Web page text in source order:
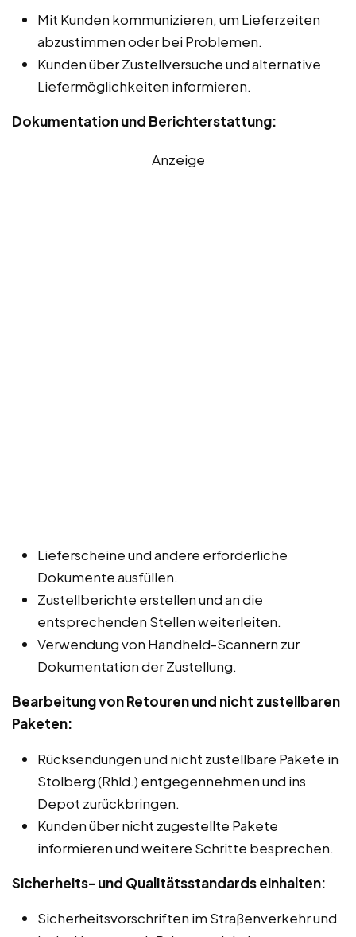
Mit Kunden kommunizieren, um Lieferzeiten
abzustimmen oder bei Problemen.
Kunden über Zustellversuche und alternative
Liefermöglichkeiten informieren.
Dokumentation und Berichterstattung:
Anzeige
Lieferscheine und andere erforderliche
Dokumente ausfüllen.
Zustellberichte erstellen und an die
entsprechenden Stellen weiterleiten.
Verwendung von Handheld-Scannern zur
Dokumentation der Zustellung.
Bearbeitung von Retouren und nicht zustellbaren
Paketen:
Rücksendungen und nicht zustellbare Pakete in
Stolberg (Rhld.) entgegennehmen und ins
Depot zurückbringen.
Kunden über nicht zugestellte Pakete
informieren und weitere Schritte besprechen.
Sicherheits- und Qualitätsstandards einhalten:
Sicherheitsvorschriften im Straßenverkehr und